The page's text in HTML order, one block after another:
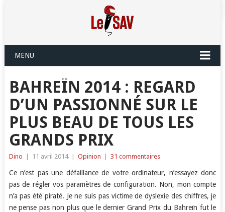
MENU
BAHREÏN 2014 : REGARD
D’UN PASSIONNÉ SUR LE
PLUS BEAU DE TOUS LES
GRANDS PRIX
Dino 11 avril 2014 Opinion 31 commentaires
Ce n’est pas une défaillance de votre ordinateur, n’essayez donc
pas de régler vos paramètres de configuration. Non, mon compte
n’a pas été piraté. Je ne suis pas victime de dyslexie des chiffres, je
ne pense pas non plus que le dernier Grand Prix du Bahreïn fut le